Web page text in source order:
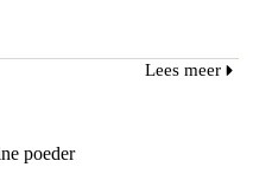
Lees meer